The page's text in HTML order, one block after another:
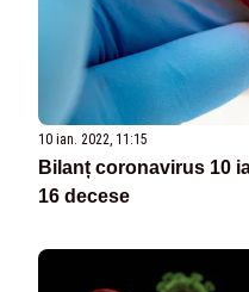
10 ian. 2022, 11:15
Bilanț coronavirus 10
16 decese